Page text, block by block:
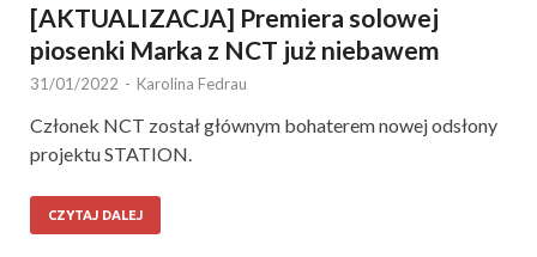
[AKTUALIZACJA] Premiera solowej
piosenki Marka z NCT już niebawem
31/01/2022 - Karolina Fedrau
Członek NCT został głównym bohaterem nowej odsłony
projektu STATION.
CZYTAJ DALEJ